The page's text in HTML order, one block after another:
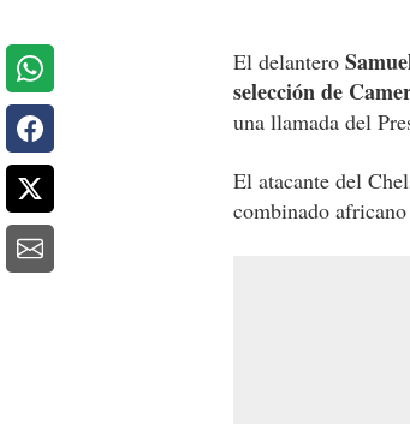
El delantero
selección de
una llamada del
El atacante del
combinado